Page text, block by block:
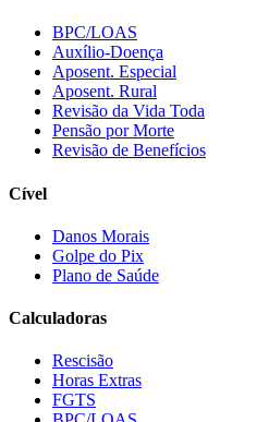
BPC/LOAS
Auxílio-Doença
Aposent. Especial
Aposent. Rural
Revisão da Vida Toda
Pensão por Morte
Revisão de Benefícios
Cível
Danos Morais
Golpe do Pix
Plano de Saúde
Calculadoras
Rescisão
Horas Extras
FGTS